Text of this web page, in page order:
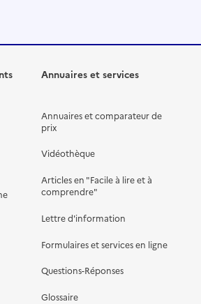
Annuaires et services
Annuaires et comparateur de
prix
Vidéothèque
Articles en "Facile à lire et à
comprendre"
Lettre d'information
Formulaires et services en ligne
Questions-Réponses
Glossaire